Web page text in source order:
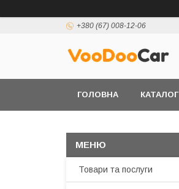
+380 (67) 008-12-06
ГОЛОВНА КАТАЛОГ
Товари та послуги